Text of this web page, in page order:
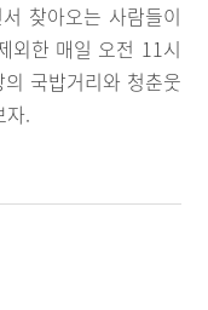
찾아오는 사람들이
외한 매일 오전 11시
국밥거리와 청춘웃
자.